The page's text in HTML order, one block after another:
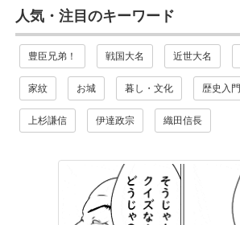
人気・注目のキーワード
豊臣兄弟！ 戦国大名 近世大名
家紋 お城 暮し・文化 歴史入門
上杉謙信 伊達政宗 織田信長